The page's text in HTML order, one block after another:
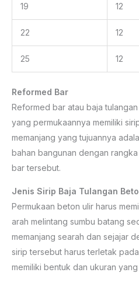
19 12
22 12
25 12
Reformed Bar
Reformed bar atau baja
yang permukaannya memiliki
memanjang yang tujuannya
bahan bangunan dengan
bar tersebut.
Jenis Sirip Baja Tulangan
Permukaan beton ulir harus
arah melintang sumbu batang
memanjang searah dan sejajar
sirip tersebut harus terletak
memiliki bentuk dan ukuran yang